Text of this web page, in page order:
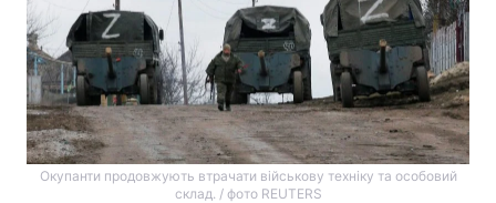
Окупанти продовжують втрачати військову техніку та особовий
склад. / фото REUTERS